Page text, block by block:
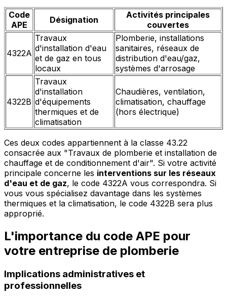
Code
APE
Désignation
Activités principales
couvertes
4322A
Travaux
d'installation d'eau
et de gaz en tous
locaux
Plomberie, installations
sanitaires, réseaux de
distribution d'eau/gaz,
systèmes d'arrosage
4322B
Travaux
d'installation
d'équipements
thermiques et de
climatisation
Chaudières, ventilation,
climatisation, chauffage
(hors électrique)
Ces deux codes appartiennent à la classe 43.22
consacrée aux "Travaux de plomberie et installation de
chauffage et de conditionnement d'air". Si votre activité
principale concerne les interventions sur les réseaux
d'eau et de gaz, le code 4322A vous correspondra. Si
vous vous spécialisez davantage dans les systèmes
thermiques et la climatisation, le code 4322B sera plus
approprié.
L'importance du code APE pour
votre entreprise de plomberie
Implications administratives et
professionnelles